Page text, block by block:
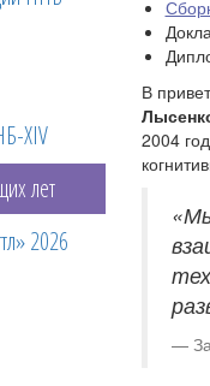
XIV
лет
2026
В
2004